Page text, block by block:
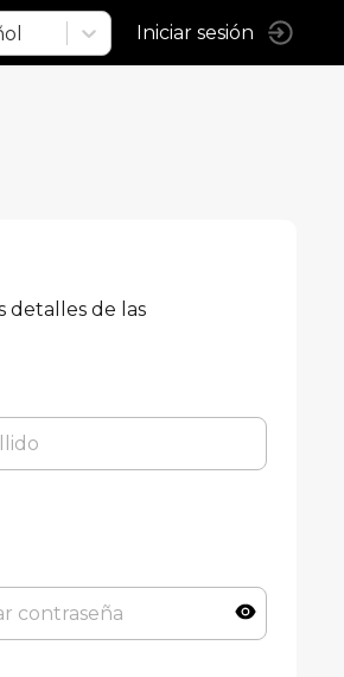
Iniciar sesión
detalles de las